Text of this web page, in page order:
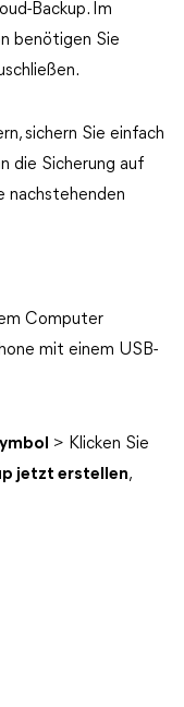
Backup. Im
benötigen Sie
sichern Sie einfach
die Sicherung auf
nachstehenden
Computer
mit einem USB-
> Klicken Sie
jetzt erstellen,